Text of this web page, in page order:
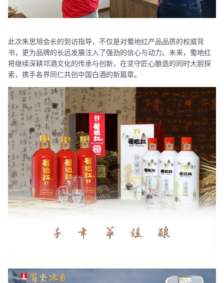
此次朱思旭会长的到访指导，不仅是对蜀地红产品品质的权威背
书，更为品牌的长远发展注入了强劲的信心与动力。未来，蜀地红
将继续深耕邛酒文化的传承与创新，在坚守匠心酿造的同时大胆探
索，携手各界同仁共创中国白酒的新篇章。